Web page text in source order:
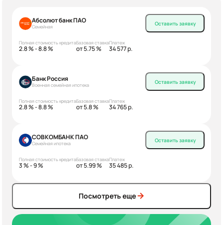
Абсолют банк ПАО
Семейная
Полная стоимость кредита
2.8 % - 8.8 %
Базовая ставка
от 5.75 %
Платеж
34 577 р.
Оставить заявку
Банк Россия
Военная семейная ипотека
Полная стоимость кредита
2.8 % - 8.8 %
Базовая ставка
от 5.8 %
Платеж
34 765 р.
Оставить заявку
СОВКОМБАНК ПАО
Семейная ипотека
Полная стоимость кредита
3 % - 9 %
Базовая ставка
от 5.99 %
Платеж
35 485 р.
Оставить заявку
Посмотреть еще